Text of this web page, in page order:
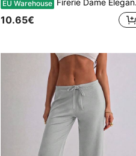
EU Warehouse Firerie Dame Elegant Chic Beskeden Delikat Romantisk Retro Paladsstil Stand Collar Flæse Jacquard Tekstureret Knap Flare Ærmer Abrikosbluse, Efterår
10.65€